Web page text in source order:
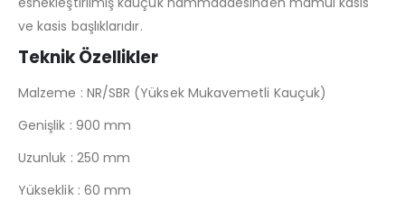
ve kasis başlıklarıdır.
Teknik Özellikler
Malzeme : NR/SBR (Yüksek Mukavemetli Kauçuk)
Genişlik : 900 mm
Uzunluk : 250 mm
Yükseklik : 60 mm